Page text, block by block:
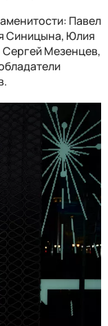
Павел
Синицына, Юлия
Сергей Мезенцев,